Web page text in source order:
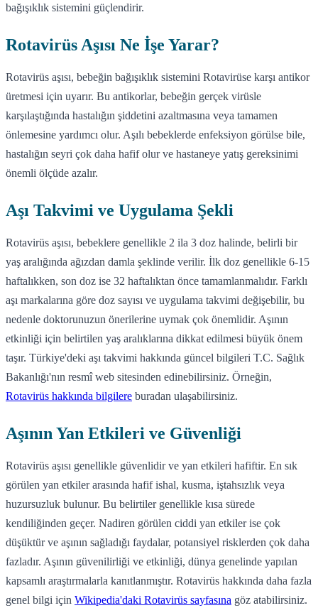
bağışıklık sistemini güçlendirir.
Rotavirüs Aşısı Ne İşe Yarar?
Rotavirüs aşısı, bebeğin bağışıklık sistemini Rotavirüse karşı antikor
üretmesi için uyarır. Bu antikorlar, bebeğin gerçek virüsle
karşılaştığında hastalığın şiddetini azaltmasına veya tamamen
önlemesine yardımcı olur. Aşılı bebeklerde enfeksiyon görülse bile,
hastalığın seyri çok daha hafif olur ve hastaneye yatış gereksinimi
önemli ölçüde azalır.
Aşı Takvimi ve Uygulama Şekli
Rotavirüs aşısı, bebeklere genellikle 2 ila 3 doz halinde, belirli bir
yaş aralığında ağızdan damla şeklinde verilir. İlk doz genellikle 6-15
haftalıkken, son doz ise 32 haftalıktan önce tamamlanmalıdır. Farklı
aşı markalarına göre doz sayısı ve uygulama takvimi değişebilir, bu
nedenle doktorunuzun önerilerine uymak çok önemlidir. Aşının
etkinliği için belirtilen yaş aralıklarına dikkat edilmesi büyük önem
taşır. Türkiye'deki aşı takvimi hakkında güncel bilgileri T.C. Sağlık
Bakanlığı'nın resmî web sitesinden edinebilirsiniz. Örneğin,
Rotavirüs hakkında bilgilere buradan ulaşabilirsiniz.
Aşının Yan Etkileri ve Güvenliği
Rotavirüs aşısı genellikle güvenlidir ve yan etkileri hafiftir. En sık
görülen yan etkiler arasında hafif ishal, kusma, iştahsızlık veya
huzursuzluk bulunur. Bu belirtiler genellikle kısa sürede
kendiliğinden geçer. Nadiren görülen ciddi yan etkiler ise çok
düşüktür ve aşının sağladığı faydalar, potansiyel risklerden çok daha
fazladır. Aşının güvenilirliği ve etkinliği, dünya genelinde yapılan
kapsamlı araştırmalarla kanıtlanmıştır. Rotavirüs hakkında daha fazla
genel bilgi için Wikipedia'daki Rotavirüs sayfasına göz atabilirsiniz.